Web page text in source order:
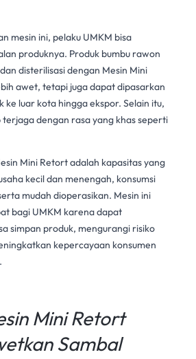
mesin ini, pelaku UMKM bisa
produknya. Produk bumbu rawon
disterilisasi dengan Mesin Mini
awet, tetapi juga dapat dipasarkan
ke luar kota hingga ekspor. Selain itu,
dengan rasa yang khas seperti
Mini Retortadalah kapasitas yang
kecil dan menengah, konsumsi
mudah dioperasikan. Mesin ini
bagi UMKM karena dapat
simpan produk, mengurangi risiko
kepercayaan konsumen
Mini Retort
Sambal